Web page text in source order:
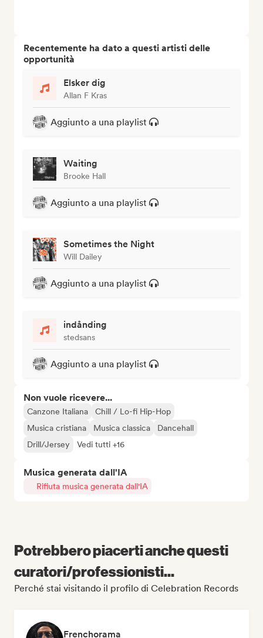
Recentemente ha dato a questi artisti delle
opportunità
Elsker dig
Allan F Kras
Aggiunto a una playlist
Waiting
Brooke Hall
Aggiunto a una playlist
Sometimes the Night
Will Dailey
Aggiunto a una playlist
indånding
stedsans
Aggiunto a una playlist
Non vuole ricevere...
Canzone Italiana
Chill / Lo-fi Hip-Hop
Musica cristiana
Musica classica
Dancehall
Drill/Jersey
Vedi tutti +16
Musica generata dall'IA
Rifiuta musica generata dall'IA
Potrebbero piacerti anche questi
curatori/professionisti...
Perché stai visitando il profilo di Celebration Records
Frenchorama